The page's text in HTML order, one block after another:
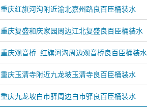
重庆红旗河沟附近渝北嘉州路良百臣桶装水
重庆复盛和庆家园周边江北复盛良百臣桶装水
重庆观音桥 红旗河沟周边观音桥良百臣桶装水
重庆玉清寺附近九龙坡玉清寺良百臣桶装水
重庆九龙坡白市驿周边白市驿良百臣桶装水